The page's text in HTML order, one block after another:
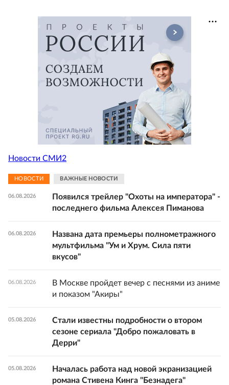
Новости СМИ2
НОВОСТИ ВАЖНЫЕ НОВОСТИ
06.08.2026
Появился трейлер "Охоты на императора" -
последнего фильма Алексея Пиманова
06.08.2026
Названа дата премьеры полнометражного
мультфильма "Ум и Хрум. Сила пяти
вкусов"
06.08.2026
В Москве пройдет вечер с песнями из аниме
и показом "Акиры"
05.08.2026
Стали известны подробности о втором
сезоне сериала "Добро пожаловать в
Дерри"
05.08.2026
Началась работа над новой экранизацией
романа Стивена Кинга "Безнадега"